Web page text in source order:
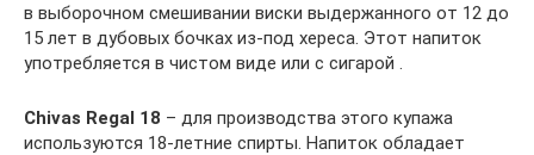
в выборочном смешивании виски выдержанного от 12 до
15 лет в дубовых бочках из-под хереса. Этот напиток
употребляется в чистом виде или с сигарой .
Chivas Regal 18 – для производства этого купажа
используются 18-летние спирты. Напиток обладает